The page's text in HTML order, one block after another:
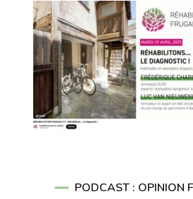
PODCAST : OPINION